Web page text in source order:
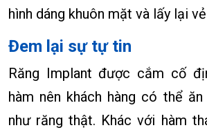
hình dáng khuôn mặt và lấy lại
Đem lại sự tự tin
Răng Implant được cắm cố
hàm nên khách hàng có thể
như răng thật. Khác với hàm